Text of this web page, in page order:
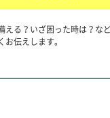
える？いざ困った時は？な
伝えします。